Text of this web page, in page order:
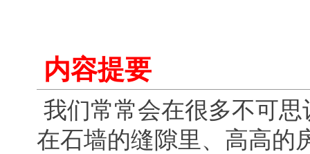
内容提要
我们常常会在很多不可
在石墙的缝隙里、高高